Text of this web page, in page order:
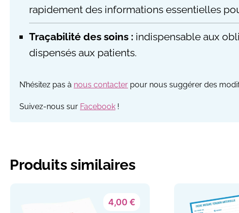
rapidement des informations essentielles
Traçabilité des soins : indispensable aux
dispensés aux patients.
N’hésitez pas à nous contacter pour nous suggérer des
Suivez-nous sur Facebook !
Produits similaires
4,00 €